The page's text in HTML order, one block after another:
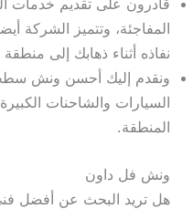
قادرون على تقديم خدمات
المفاجئة، وتتميز الشركة
نفاذه أثناء ذهابك إلى منطقة
ونقدم إليك أحسن ونش
السيارات والشاحنات
المنطقة.
ونش فل داون
هل تريد البحث عن أفضل